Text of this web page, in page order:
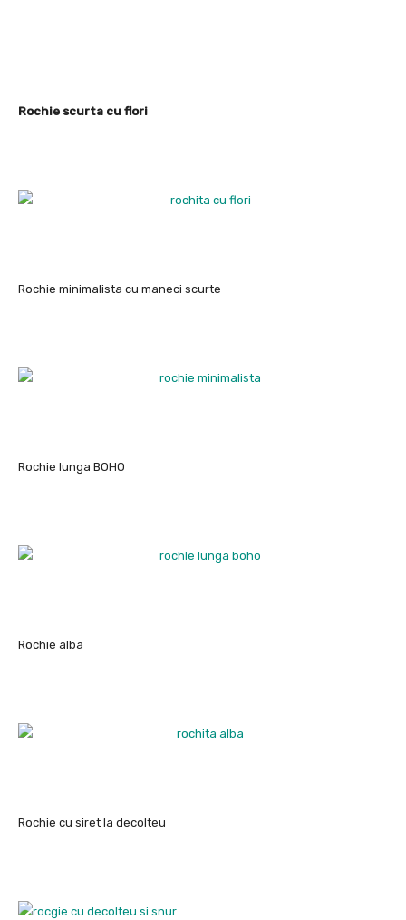
Rochie scurta cu flori
Rochie minimalista cu maneci scurte
Rochie lunga BOHO
Rochie alba
Rochie cu siret la decolteu